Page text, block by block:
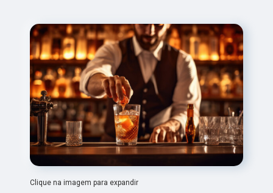
Clique na imagem para expandir